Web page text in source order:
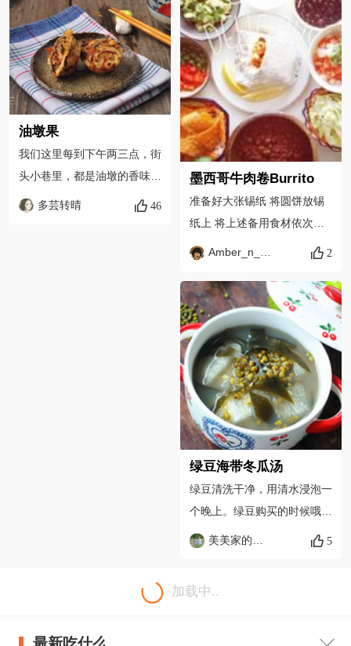
油墩果
我们这里每到下午两三点，街
头小巷里，都是油墩的香味
～?
多芸转晴 46
墨西哥牛肉卷Burrito
准备好大张锡纸 将圆饼放锡
纸上 将上述备用食材依次放
入饼中 可按个人喜好加量 最
配墨西哥玉米卷+Salsa酱味
道更地道！Doritos的玉米脆
片 是出来之后最爱的零食！
淘宝或进口超市都可以买到
学做了这道Burrito 简单又充
满墨西哥风味的街头美食任你
享用
Amber_n_KIng 2
绿豆海带冬瓜汤
绿豆清洗干净，用清水浸泡一
个晚上。绿豆购买的时候哦不
用选太漂亮的，我喜欢从街头
但是吃起来很放心。多淘洗几
美美家的厨房 5
加载中..